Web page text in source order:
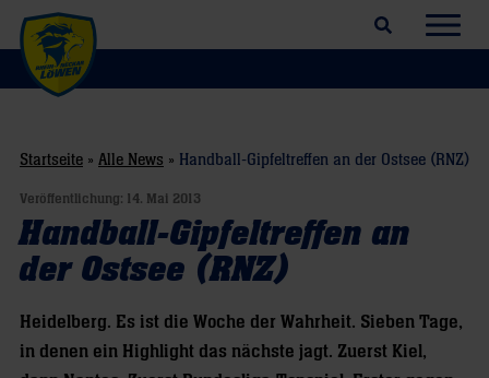
Suchfeld öffnen
Startseite » Alle News » Handball-Gipfeltreffen an der Ostsee (RNZ)
Veröffentlichung: 14. Mai 2013
Handball-Gipfeltreffen an
der Ostsee (RNZ)
Heidelberg. Es ist die Woche der Wahrheit. Sieben Tage,
in denen ein Highlight das nächste jagt. Zuerst Kiel,